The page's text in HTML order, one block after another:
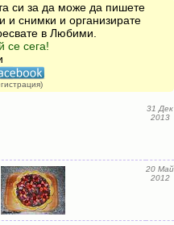
си за да може да пишете
и снимки и организирате
в Любими.
се сега!
31 Дек
2013
20 Май
2012